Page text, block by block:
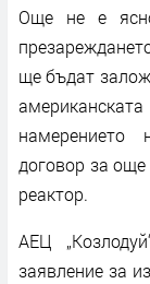
Още не е
ще бъдат
договор за
реактор.
АЕЦ
заявление за